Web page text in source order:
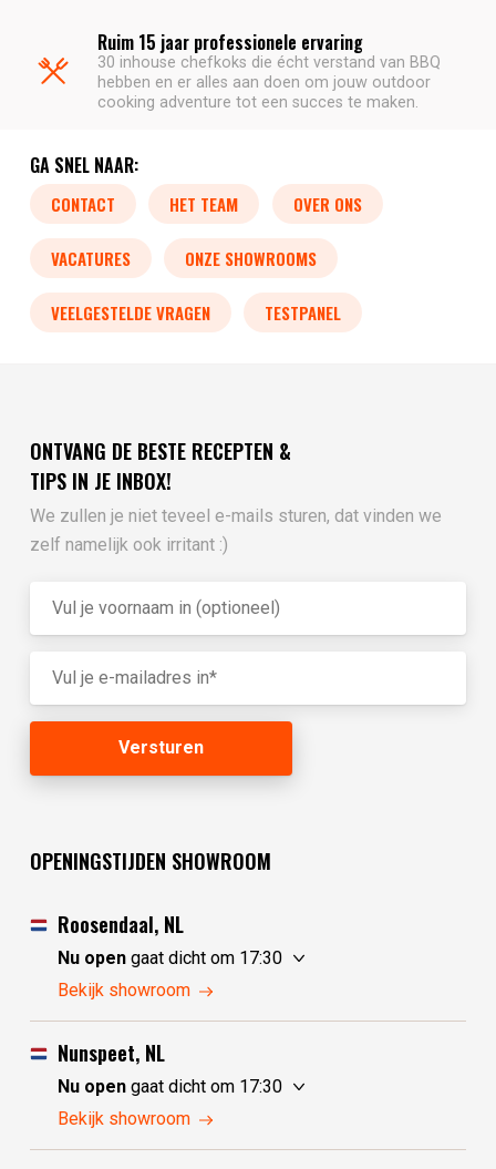
Ruim 15 jaar professionele ervaring
30 inhouse chefkoks die écht verstand van BBQ
hebben en er alles aan doen om jouw outdoor
cooking adventure tot een succes te maken.
GA SNEL NAAR:
CONTACT HET TEAM OVER ONS
VACATURES ONZE SHOWROOMS
VEELGESTELDE VRAGEN TESTPANEL
ONTVANG DE BESTE RECEPTEN &
TIPS IN JE INBOX!
We zullen je niet teveel e-mails sturen, dat vinden we
zelf namelijk ook irritant :)
OPENINGSTIJDEN SHOWROOM
Roosendaal, NL
Nu opengaat dicht om 17:30
zaterdag
zondag
10:00 - 17:30
maandag
dinsdag
woensdag
Bekijk showroom
Nunspeet, NL
Nu opengaat dicht om 17:30
zaterdag
zondag
gesloten
Bekijk showroom